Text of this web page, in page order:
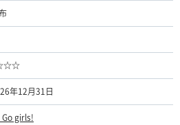
年12月31日
Go girls!